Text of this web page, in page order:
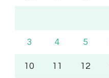
3 4 5
10 11 12